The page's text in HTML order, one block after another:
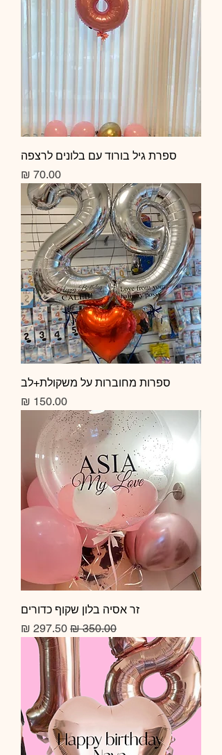
ספרת גיל בורוד עם בלונים לרצפה
מחיר
ספרות מחוברות על משקולת+לב
מחיר
זר אסיה בלון שקוף כדורים
מחיר רגיל מחיר מבצע